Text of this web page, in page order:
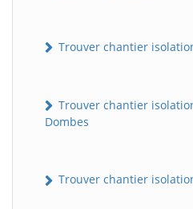
Trouver chantier
Trouver chantier
Dombes
Trouver chantier